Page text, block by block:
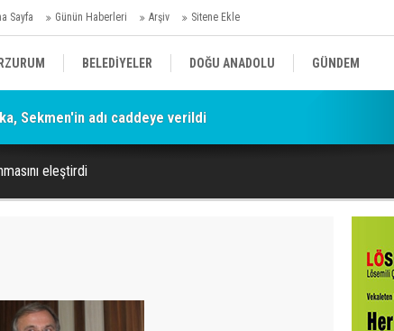
Sayfa Günün Haberleri Arşiv Sitene Ekle
BELEDİYELER DOĞU ANADOLU GÜNDEM
SİYASET AFAD/ SAVAŞ SPOR
KÜLTÜR/SANAT//MAĞAZİN
Sekmen'in adı caddeye verildi
eleştirdi